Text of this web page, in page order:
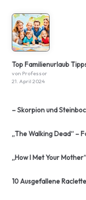
Top Familienurlaub
von Professor
21. April 2024
– Skorpion und
„The Walking Dead“ –
„How I Met Your
10 Ausgefallene